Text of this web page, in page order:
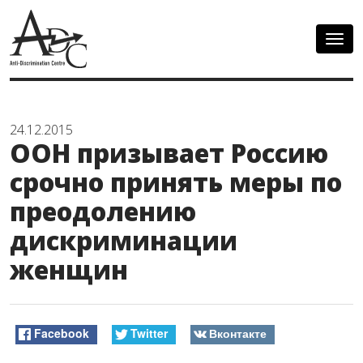
24.12.2015
ООН призывает Россию
срочно принять меры по
преодолению
дискриминации
женщин
Facebook Twitter Вконтакте